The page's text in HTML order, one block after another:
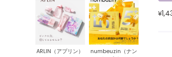
ARLIN（アプリン）
numbeuzin（ナン
¥